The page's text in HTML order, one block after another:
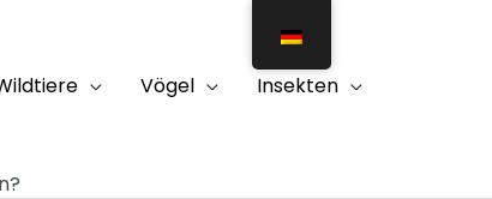
Vögel Insekten